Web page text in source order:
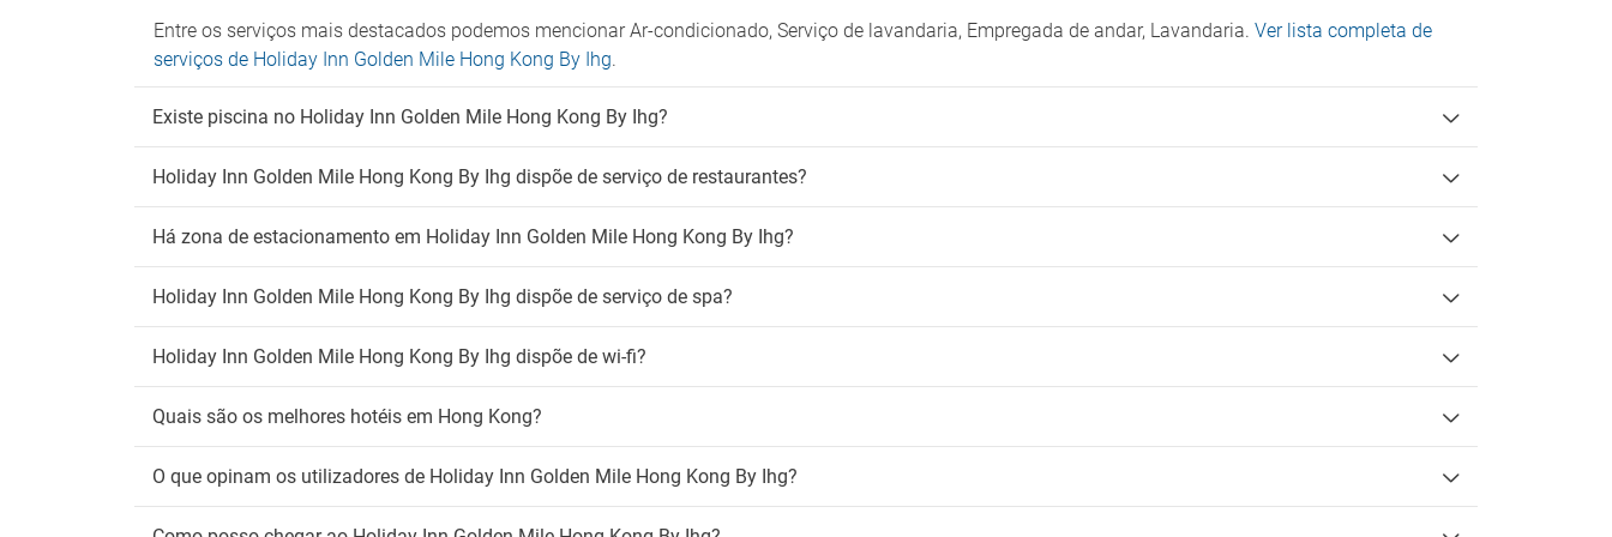
Zona para fumadores
Wi-Fi
Wifi gratuito
Tábua para roupa
Crianças
Campo de golfe a menos de 3 km
Acessibilidade
Entre os serviços mais destacados podemos mencionar Ar-condicionado, Serviço de lavandaria, Empregada de andar, Lavandaria. Ver lista completa de
serviços de Holiday Inn Golden Mile Hong Kong By Ihg.
Existe piscina no Holiday Inn Golden Mile Hong Kong By Ihg?
Holiday Inn Golden Mile Hong Kong By Ihg dispõe de serviço de restaurantes?
Há zona de estacionamento em Holiday Inn Golden Mile Hong Kong By Ihg?
Holiday Inn Golden Mile Hong Kong By Ihg dispõe de serviço de spa?
Holiday Inn Golden Mile Hong Kong By Ihg dispõe de wi-fi?
Quais são os melhores hotéis em Hong Kong?
O que opinam os utilizadores de Holiday Inn Golden Mile Hong Kong By Ihg?